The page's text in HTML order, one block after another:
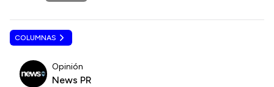
COLUMNAS
Opinión
News PR